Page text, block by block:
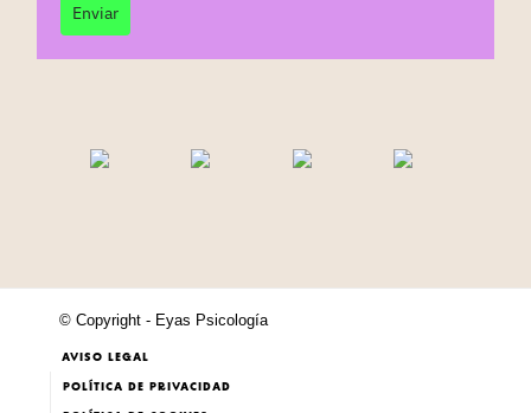
Enviar
© Copyright - Eyas Psicología
AVISO LEGAL
POLÍTICA DE PRIVACIDAD